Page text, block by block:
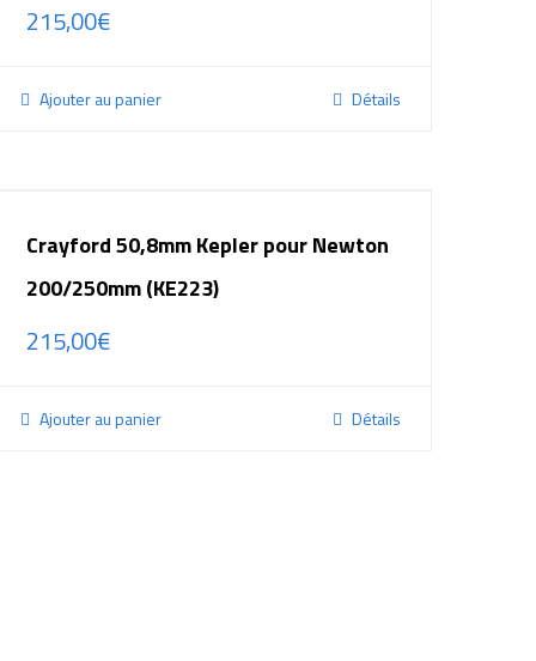
215,00€
Ajouter au panier Détails
Crayford 50,8mm Kepler pour Newton
200/250mm (KE223)
215,00€
Ajouter au panier Détails